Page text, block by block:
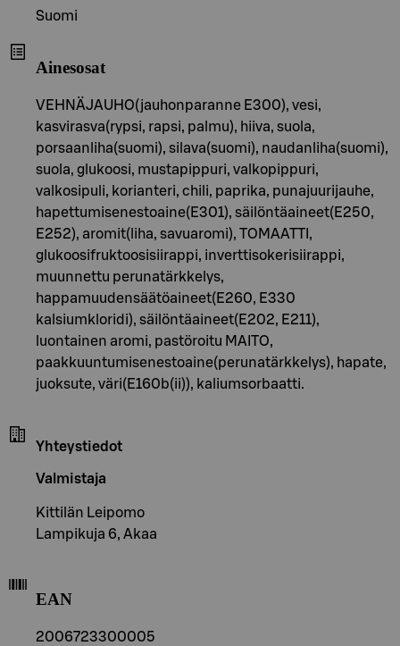
Suomi
Ainesosat
VEHNÄJAUHO(jauhonparanne E300), vesi,
kasvirasva(rypsi, rapsi, palmu), hiiva, suola,
porsaanliha(suomi), silava(suomi), naudanliha(suomi),
suola, glukoosi, mustapippuri, valkopippuri,
valkosipuli, korianteri, chili, paprika, punajuurijauhe,
hapettumisenestoaine(E301), säilöntäaineet(E250,
E252), aromit(liha, savuaromi), TOMAATTI,
glukoosifruktoosisiirappi, inverttisokerisiirappi,
muunnettu perunatärkkelys,
happamuudensäätöaineet(E260, E330
kalsiumkloridi), säilöntäaineet(E202, E211),
luontainen aromi, pastöroitu MAITO,
paakkuuntumisenestoaine(perunatärkkelys), hapate,
juoksute, väri(E160b(ii)), kaliumsorbaatti.
Yhteystiedot
Valmistaja
Kittilän Leipomo
Lampikuja 6, Akaa
EAN
2006723300005